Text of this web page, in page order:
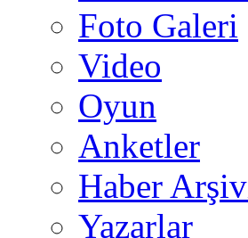
Foto Galeri
Video
Oyun
Anketler
Haber
Yazarlar